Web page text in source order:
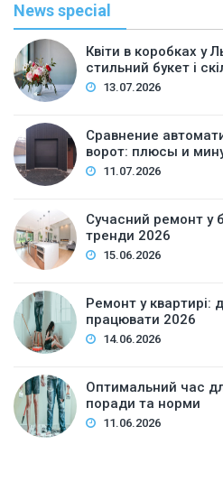
News special
Квіти в коробках у
стильний букет і
13.07.2026
Сравнение
ворот: плюсы и
11.07.2026
Сучасний ремонт у
тренди 2026
15.06.2026
Ремонт у квартирі:
працювати 2026
14.06.2026
Оптимальний час
поради та норми
11.06.2026